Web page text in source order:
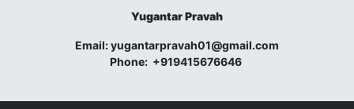
Yugantar Pravah
Email:yugantarpravah01@gmail.com
Phone: +919415676646